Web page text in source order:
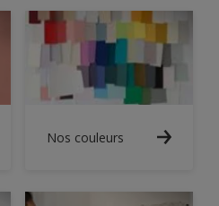
Nos couleurs